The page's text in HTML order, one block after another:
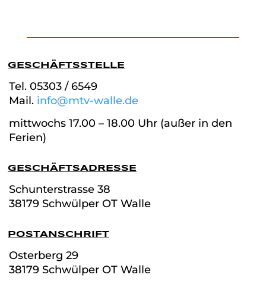
GESCHÄFTSSTELLE
Tel. 05303 / 6549
Mail. info@mtv-walle.de
mittwochs 17.00 – 18.00 Uhr (außer in den
Ferien)
GESCHÄFTSADRESSE
Schunterstrasse 38
38179 Schwülper OT Walle
POSTANSCHRIFT
Osterberg 29
38179 Schwülper OT Walle